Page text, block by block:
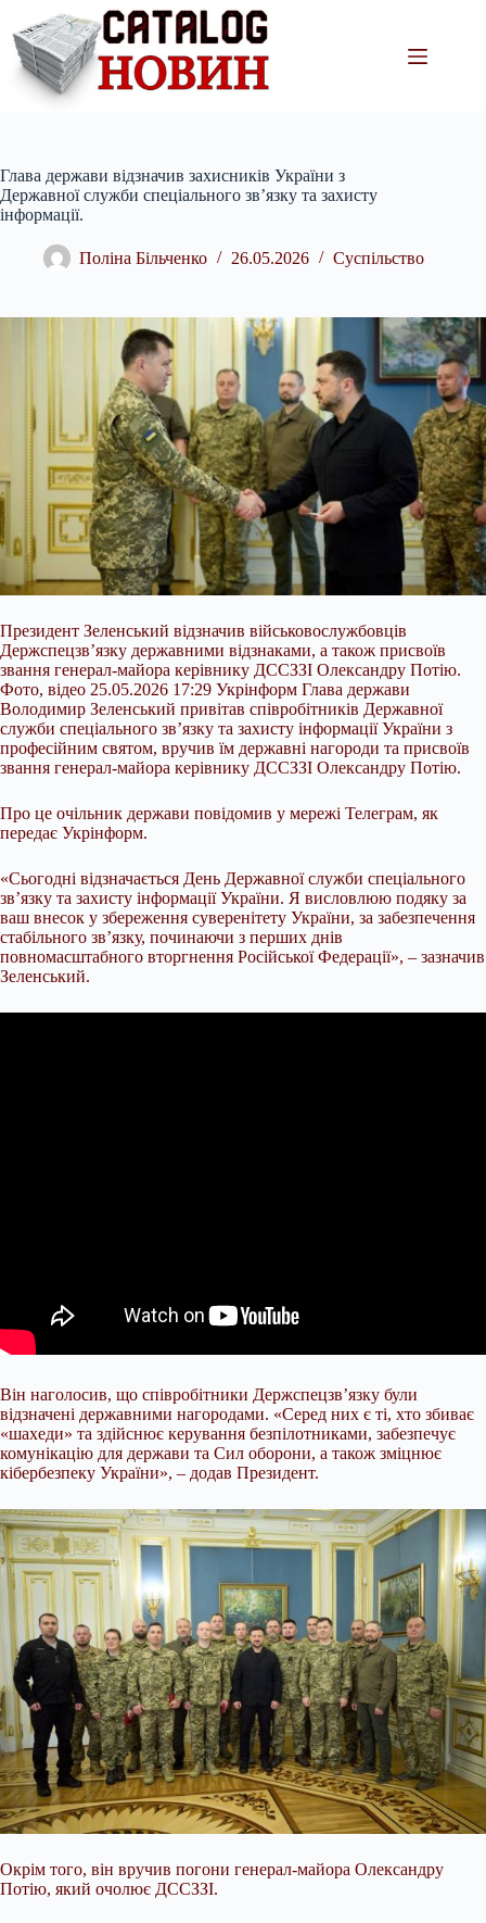
вмісту
Глава держави відзначив захисників України з
Державної служби спеціального зв’язку та захисту
інформації.
Поліна Більченко 26.05.2026 Суспільство
Президент Зеленський відзначив військовослужбовців
Держспецзв’язку державними відзнаками, а також присвоїв
звання генерал-майора керівнику ДССЗЗІ Олександру Потію.
Фото, відео 25.05.2026 17:29 Укрінформ Глава держави
Володимир Зеленський привітав співробітників Державної
служби спеціального зв’язку та захисту інформації України з
професійним святом, вручив їм державні нагороди та присвоїв
звання генерал-майора керівнику ДССЗЗІ Олександру Потію.
Про це очільник держави повідомив у мережі Телеграм, як
передає Укрінформ.
«Сьогодні відзначається День Державної служби спеціального
зв’язку та захисту інформації України. Я висловлюю подяку за
ваш внесок у збереження суверенітету України, за забезпечення
стабільного зв’язку, починаючи з перших днів
повномасштабного вторгнення Російської Федерації», – зазначив
Зеленський.
Він наголосив, що співробітники Держспецзв’язку були
відзначені державними нагородами. «Серед них є ті, хто збиває
«шахеди» та здійснює керування безпілотниками, забезпечує
комунікацію для держави та Сил оборони, а також зміцнює
кібербезпеку України», – додав Президент.
Окрім того, він вручив погони генерал-майора Олександру
Потію, який очолює ДССЗЗІ.